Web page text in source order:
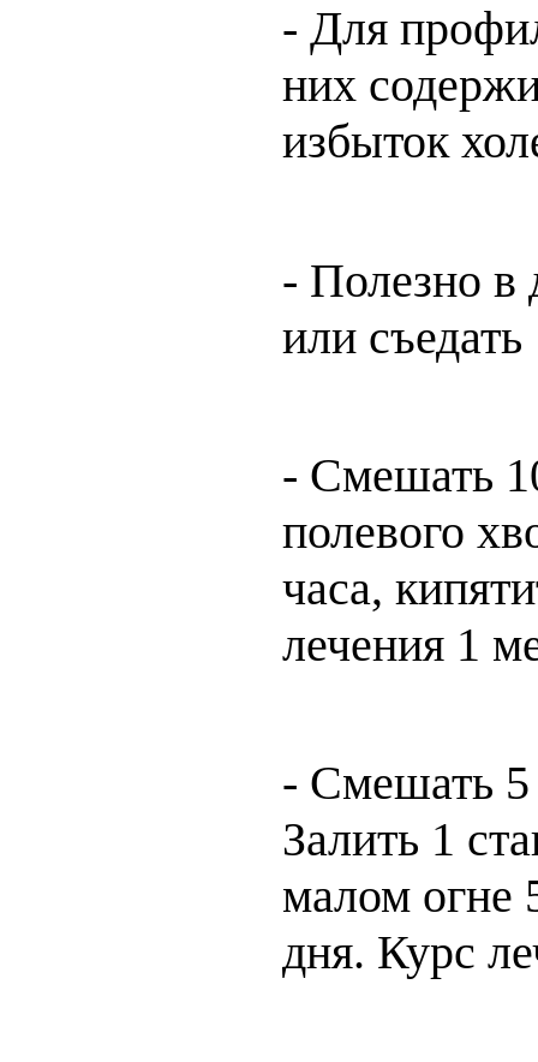
- Для
них
избыток
- Полезно в
или
- Смешать
полевого
часа,
лечения 1
- Смешать 5
Залить 1
малом огне
дня. Курс